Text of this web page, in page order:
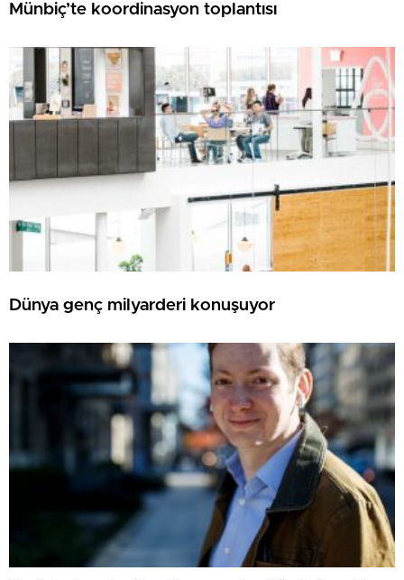
Münbiç’te koordinasyon toplantısı
Dünya genç milyarderi konuşuyor